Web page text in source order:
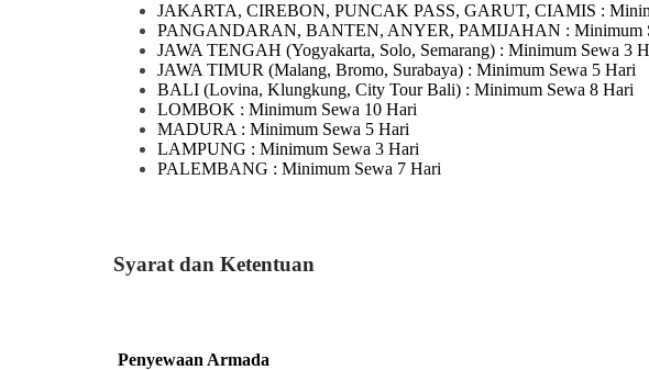
JAKARTA, CIREBON, PUNCAK PASS, GARUT, CIAMIS :
PANGANDARAN, BANTEN, ANYER, PAMIJAHAN : Minimum
JAWA TENGAH (Yogyakarta, Solo, Semarang) : Minimum Sewa 3
JAWA TIMUR (Malang, Bromo, Surabaya) : Minimum Sewa 5 Hari
BALI (Lovina, Klungkung, City Tour Bali) : Minimum Sewa 8 Hari
LOMBOK : Minimum Sewa 10 Hari
MADURA : Minimum Sewa 5 Hari
LAMPUNG : Minimum Sewa 3 Hari
PALEMBANG : Minimum Sewa 7 Hari
Syarat dan Ketentuan
Penyewaan Armada